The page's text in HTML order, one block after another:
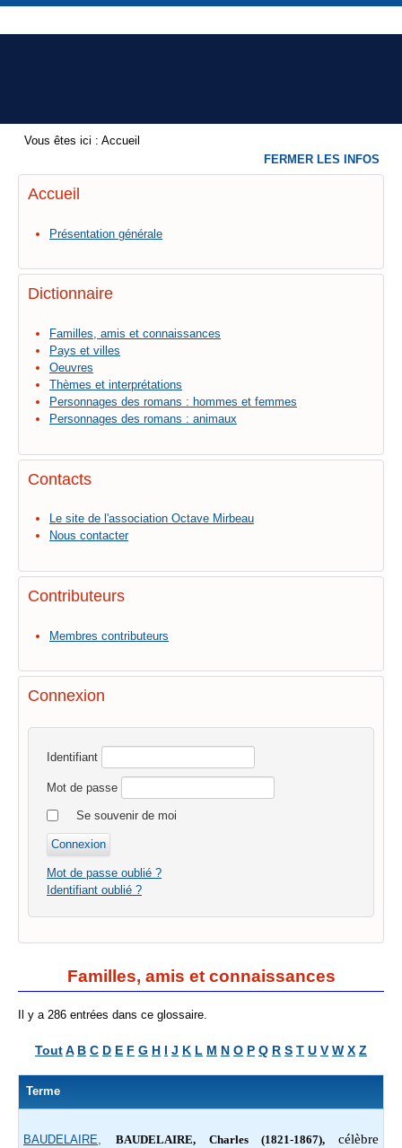
Vous êtes ici : Accueil
Accueil
Présentation générale
Dictionnaire
Familles, amis et connaissances
Pays et villes
Oeuvres
Thèmes et interprétations
Personnages des romans : hommes et femmes
Personnages des romans : animaux
Contacts
Le site de l'association Octave Mirbeau
Nous contacter
Contributeurs
Membres contributeurs
Connexion
Identifiant
Mot de passe
Se souvenir de moi
Mot de passe oublié ?
Identifiant oublié ?
Familles, amis et connaissances
Il y a 286 entrées dans ce glossaire.
ToutA B C D E F G H I J K L M N O P Q R S T U V W X Z
Terme
BAUDELAIRE,
BAUDELAIRE, Charles (1821-1867),
célèbre
FERMER LES INFOS